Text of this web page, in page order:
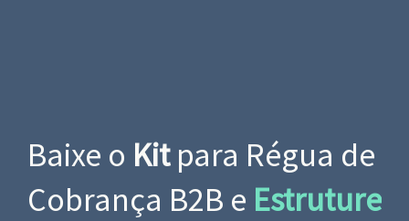
Baixe o Kitpara Régua de
Cobrança B2B e Estruture